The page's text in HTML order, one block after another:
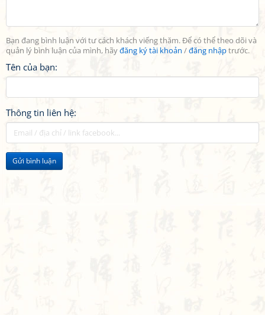
Bạn đang bình luận với tư cách khách viếng thăm. Để có thể theo dõi và
quản lý bình luận của mình, hãyđăng ký tài khoản /đăng nhậptrước.
Tên của bạn:
Thông tin liên hệ:
Gửi bình luận